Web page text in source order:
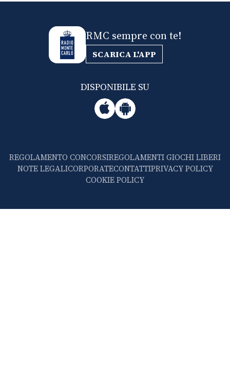
RMC sempre con te!
SCARICA L'APP
DISPONIBILE SU
REGOLAMENTO CONCORSIREGOLAMENTI GIOCHI LIBERI
NOTE LEGALICORPORATECONTATTIPRIVACY POLICY
COOKIE POLICY